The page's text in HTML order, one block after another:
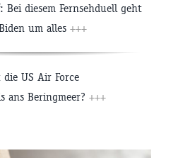
Bei diesem Fernsehduell geht
um alles +++
US Air Force
ans Beringmeer? +++